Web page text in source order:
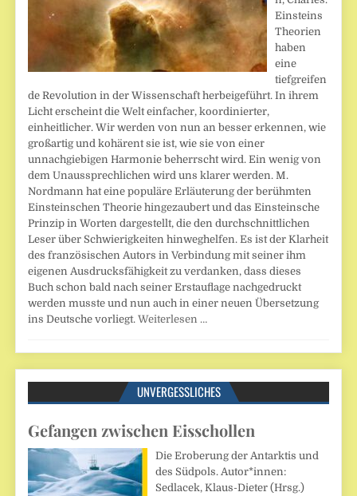
Einsteins
Theorien
haben
eine
tiefgreifen
de Revolution in der Wissenschaft herbeigeführt. In ihrem
Licht erscheint die Welt einfacher, koordinierter,
einheitlicher. Wir werden von nun an besser erkennen, wie
großartig und kohärent sie ist, wie sie von einer
unnachgiebigen Harmonie beherrscht wird. Ein wenig von
dem Unaussprechlichen wird uns klarer werden. M.
Nordmann hat eine populäre Erläuterung der berühmten
Einsteinschen Theorie hingezaubert und das Einsteinsche
Prinzip in Worten dargestellt, die den durchschnittlichen
Leser über Schwierigkeiten hinweghelfen. Es ist der Klarheit
des französischen Autors in Verbindung mit seiner ihm
eigenen Ausdrucksfähigkeit zu verdanken, dass dieses
Buch schon bald nach seiner Erstauflage nachgedruckt
werden musste und nun auch in einer neuen Übersetzung
ins Deutsche vorliegt.Weiterlesen …
UNVERGESSLICHES
Gefangen zwischen Eisschollen
Die Eroberung der Antarktis und
des Südpols. Autor*innen:
Sedlacek, Klaus-Dieter (Hrsg.)